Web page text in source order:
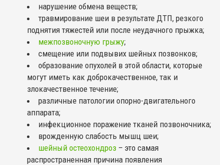
нарушение обмена веществ;
травмирование шеи в результате ДТП, резкого
поднятия тяжестей или после неудачного прыжка;
межпозвоночную грыжу;
смещение или подвывих шейных позвонков;
образование опухолей в этой области, которые
могут иметь как доброкачественное, так и
злокачественное течение;
различные патологии опорно-двигательного
аппарата;
инфекционное поражение тканей позвоночника;
врожденную слабость мышц шеи;
шейный остеохондроз – это самая
распространенная причина появления